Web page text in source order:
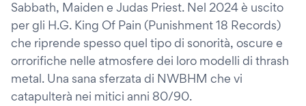
Sabbath, Maiden e Judas Priest. Nel 2024 è uscito
per gli H.G. King Of Pain (Punishment 18 Records)
che riprende spesso quel tipo di sonorità, oscure e
orrorifiche nelle atmosfere dei loro modelli di thrash
metal. Una sana sferzata di NWBHM che vi
catapulterà nei mitici anni 80/90.